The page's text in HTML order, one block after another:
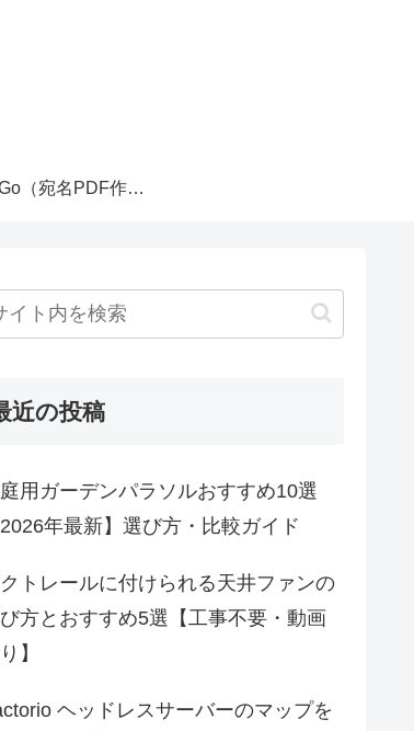
PosGo（宛名PDF作成ツール）
近の投稿
用ガーデンパラソルおすすめ10選
2026年最新】選び方・比較ガイド
トレールに付けられる天井ファンの
方とおすすめ5選【工事不要・動画
】
ヘッドレスサーバーのマップを